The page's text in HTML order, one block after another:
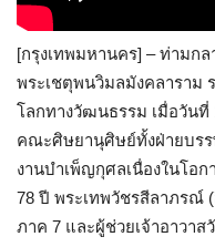
[กรุงเทพมหานคร] – ท่ามก
พระเชตุพนวิมลมังคลาราม
โลกทางวัฒนธรรม เมื่อวันที่
คณะศิษยานุศิษย์ทั้งฝ่ายบร
งานบำเพ็ญกุศลเนื่องในโอ
78 ปี พระเทพวัชรสีลาภรณ์
ภาค 7 และผู้ช่วยเจ้าอาวา